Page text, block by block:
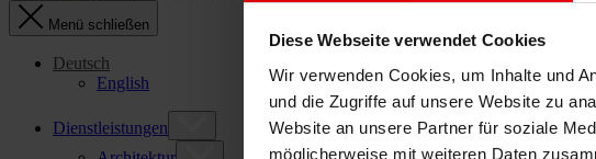
Diese Webseite verwendet Cookies
Wir verwenden Cookies, um Inhalte und
und die Zugriffe auf unsere Website zu
Website an unsere Partner für soziale
möglicherweise mit weiteren Daten
Menü schließen
Deutsch
English
Dienstleistungen